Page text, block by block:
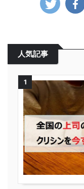
人気記事
1